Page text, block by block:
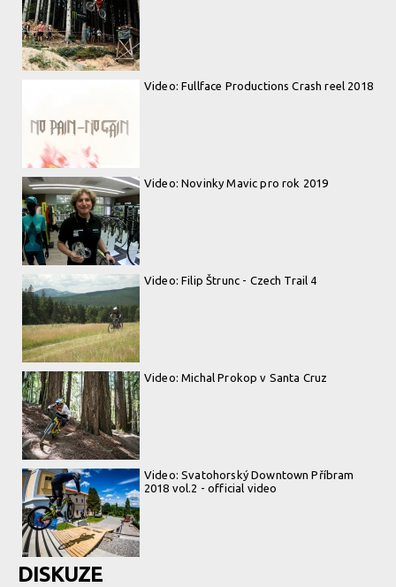
Video: Fullface Productions Crash reel 2018
Video: Novinky Mavic pro rok 2019
Video: Filip Štrunc - Czech Trail 4
Video: Michal Prokop v Santa Cruz
Video: Svatohorský Downtown Příbram
2018 vol.2 - official video
DISKUZE